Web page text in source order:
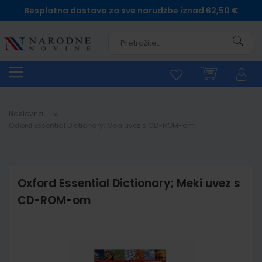
Besplatna dostava za sve narudžbe iznad 62,50 €
Naslovna
Oxford Essential Dictionary; Meki uvez s
CD-ROM-om